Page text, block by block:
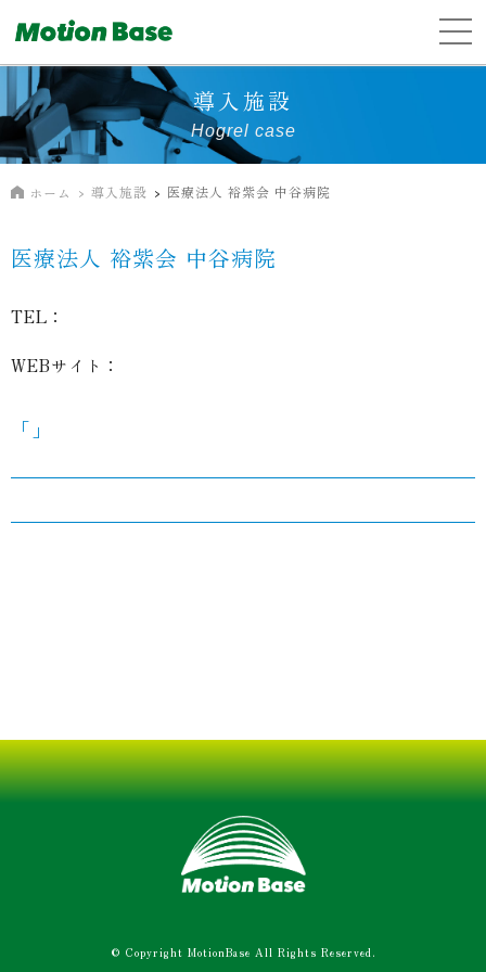
導入施設
Hogrel case
ホーム 導入施設 医療法人 裕紫会 中谷病院
医療法人 裕紫会 中谷病院
TEL：
WEBサイト：
「」
© Copyright MotionBase All Rights Reserved.